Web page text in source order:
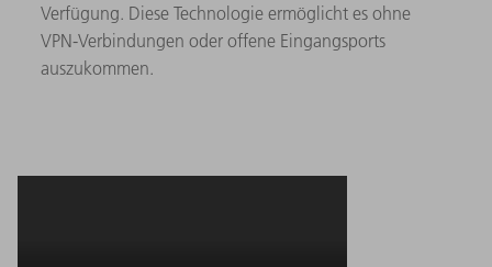
Verfügung. Diese Technologie ermöglicht es ohne
VPN-Verbindungen oder offene Eingangsports
auszukommen.